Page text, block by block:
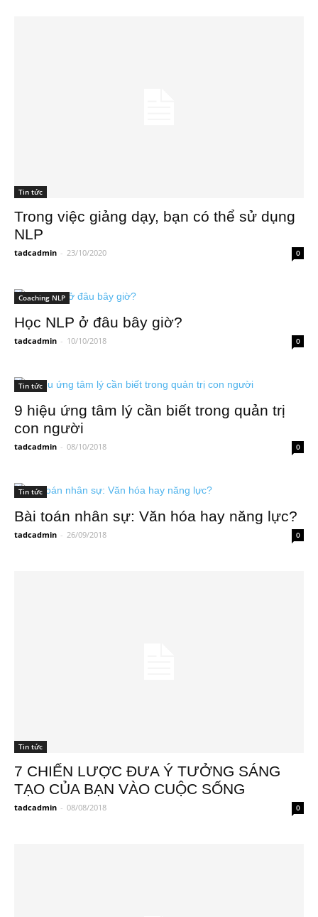
Tin tức
Trong việc giảng dạy, bạn có thể sử dụng
NLP
tadcadmin - 23/10/2020 0
Coaching NLP
Học NLP ở đâu bây giờ?
tadcadmin - 10/10/2018 0
Tin tức
9 hiệu ứng tâm lý cần biết trong quản trị
con người
tadcadmin - 08/10/2018 0
Tin tức
Bài toán nhân sự: Văn hóa hay năng lực?
tadcadmin - 26/09/2018 0
Tin tức
7 CHIẾN LƯỢC ĐƯA Ý TƯỞNG SÁNG
TẠO CỦA BẠN VÀO CUỘC SỐNG
tadcadmin - 08/08/2018 0